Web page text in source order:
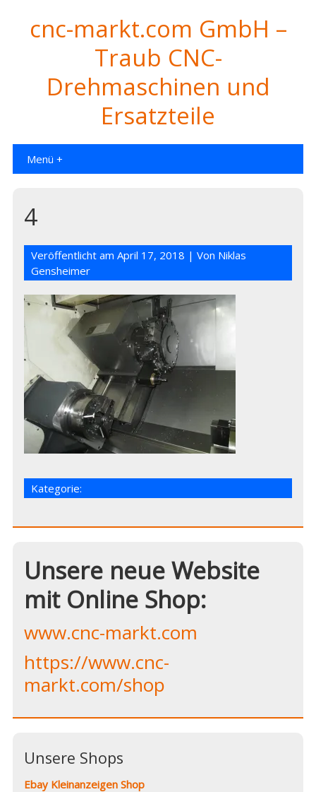
cnc-markt.com GmbH –
Traub CNC-
Drehmaschinen und
Ersatzteile
Menü +
4
Veröffentlicht amApril 17, 2018 | Von Niklas
Gensheimer
Kategorie:
Unsere neue Website
mit Online Shop:
www.cnc-markt.com
https://www.cnc-
markt.com/shop
Unsere Shops
Ebay Kleinanzeigen Shop